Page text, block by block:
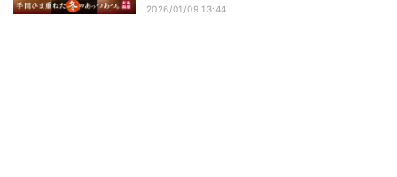
2026/01/09 13:44